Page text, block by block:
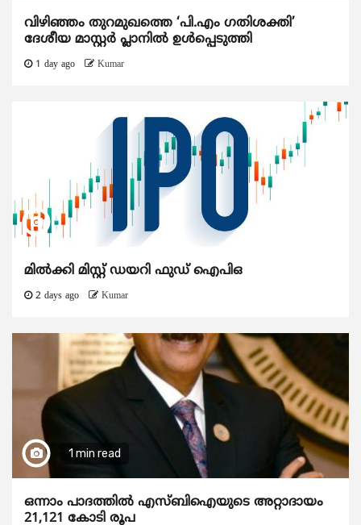
വിഴിഞ്ഞം തുറമുഖത്തെ ‘പി.എം ഗതിശക്തി’
ദേശീയ മാസ്റ്റർ പ്ലാനിൽ ഉൾപ്പെടുത്തി
1 day ago Kumar
മിൽക്കി മിസ്റ്റ് ഡയറി ഫുഡ് ഐപിഒ
2 days ago Kumar
1 min read
ഒന്നാം പാദത്തിൽ എസ്ബിഐയുടെ അറ്റാദായം
21,121 കോടി രൂപ